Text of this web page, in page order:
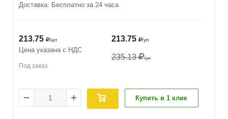
Доставка: Бесплатно за 24 часа
213.75 /уп
235.13 /уп
213.75 /шт
Цена указана с НДС
Под заказ
Купить в 1 клик